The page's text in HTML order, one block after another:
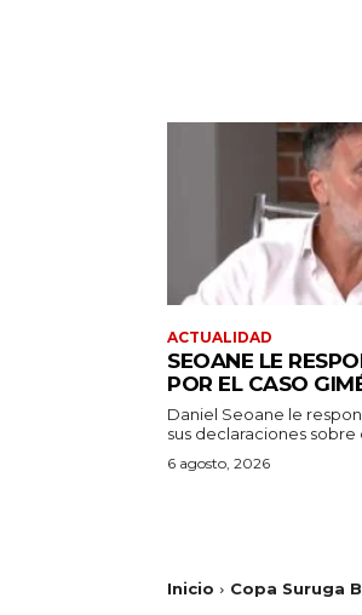
ACTUALIDAD
SEOANE LE
POR EL CASO
Daniel Seoane le
sus declaraciones sobre
6 agosto, 2026